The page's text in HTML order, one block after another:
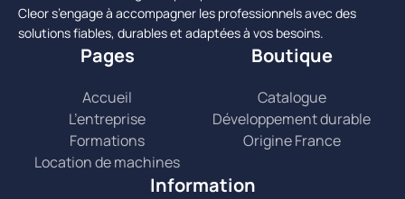
Cleor s’engage à accompagner les professionnels avec des
solutions fiables, durables et adaptées à vos besoins.
Pages
Accueil
L’entreprise
Formations
Location de machines
Boutique
Catalogue
Développement durable
Origine France
Information